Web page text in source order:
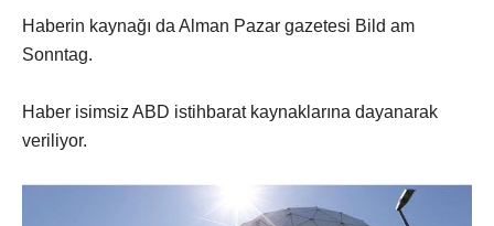
Haberin kaynağı da Alman Pazar gazetesi Bild am
Sonntag.
Haber isimsiz ABD istihbarat kaynaklarına dayanarak
veriliyor.